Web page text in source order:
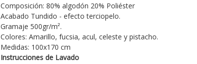
Composición: 80% algodón 20% Poliéster
Acabado Tundido - efecto terciopelo.
Gramaje 500gr/m².
Colores: Amarillo, fucsia, acul, celeste y pistacho.
Medidas: 100x170 cm
Instrucciones de Lavado